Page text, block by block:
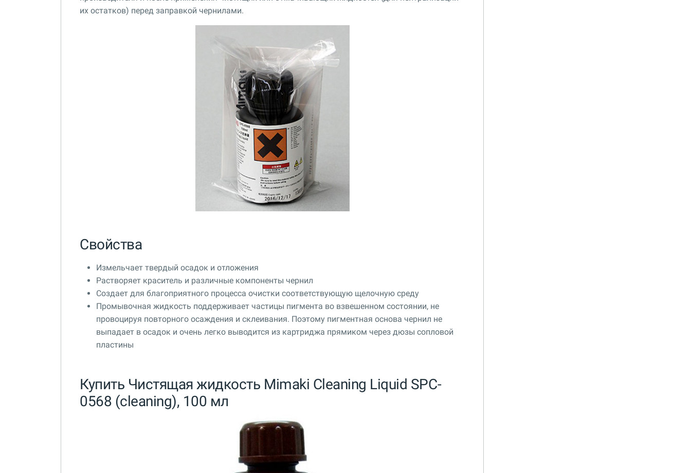
их остатков) перед заправкой чернилами.
Свойства
Измельчает твердый осадок и отложения
Растворяет краситель и различные компоненты чернил
Создает для благоприятного процесса очистки соответствующую щелочную среду
Промывочная жидкость поддерживает частицы пигмента во взвешенном состоянии, не
провоцируя повторного осаждения и склеивания. Поэтому пигментная основа чернил не
выпадает в осадок и очень легко выводится из картриджа прямиком через дюзы сопловой
пластины
Купить Чистящая жидкость Mimaki Cleaning Liquid SPC-
0568 (cleaning), 100 мл